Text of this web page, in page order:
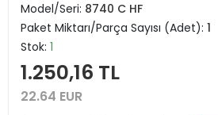
Model/Seri: 8740 C HF
Paket Miktarı/Parça Sayısı (Adet): 1
Stok: 1
1.250,16 TL
22.64 EUR